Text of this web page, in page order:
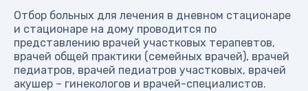
Отбор больных для лечения в дневном стационаре
и стационаре на дому проводится по
представлению врачей участковых терапевтов,
врачей общей практики (семейных врачей), врачей
педиатров, врачей педиатров участковых, врачей
акушер – гинекологов и врачей-специалистов.